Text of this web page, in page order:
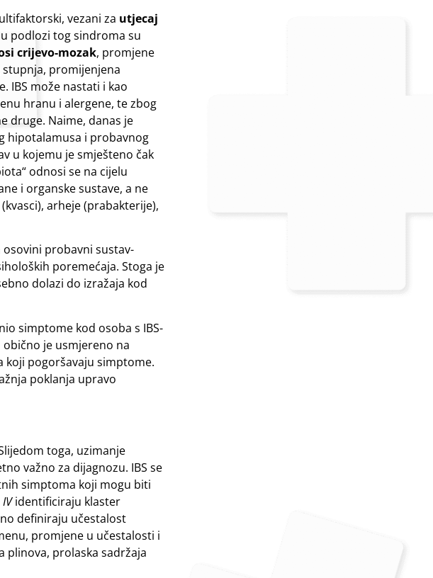
vezani za utjecaj
podlozi tog sindroma su
crijevo-mozak, promjene
promijenjena
IBS može nastati i kao
hranu i alergene, te zbog
druge. Naime, danas je
hipotalamusa i probavnog
u kojemu je smješteno čak
odnosi se na cijelu
i organske sustave, a ne
arheje (prabakterije),
probavni sustav-
poremećaja. Stoga je
dolazi do izražaja kod
simptome kod osoba s IBS-
obično je usmjereno na
koji pogoršavaju simptome.
poklanja upravo
toga, uzimanje
važno za dijagnozu. IBS se
simptoma koji mogu biti
identificiraju klaster
definiraju učestalost
promjene u učestalosti i
plinova, prolaska sadržaja